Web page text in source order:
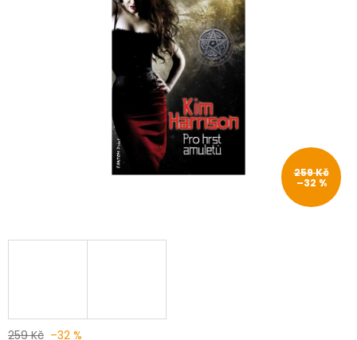
259 Kč
–32 %
259 Kč –32 %